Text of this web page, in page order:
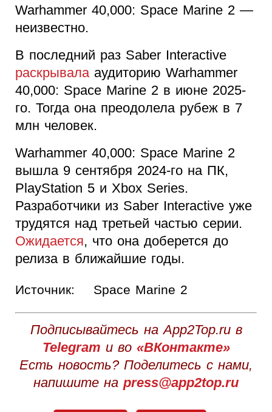
Warhammer 40,000: Space Marine 2 —
неизвестно.
В последний раз Saber Interactive
раскрывалааудиторию Warhammer
40,000: Space Marine 2 в июне 2025-
го. Тогда она преодолела рубеж в 7
млн человек.
Warhammer 40,000: Space Marine 2
вышла 9 сентября 2024-го на ПК,
PlayStation 5 и Xbox Series.
Разработчики из Saber Interactive уже
трудятся над третьей частью серии.
Ожидается, что она доберется до
релиза в ближайшие годы.
Источник: Space Marine 2
Подписывайтесь на App2Top.ru в
Telegram и во «ВКонтакте»
Есть новость? Поделитесь с нами,
напишите на press@app2top.ru